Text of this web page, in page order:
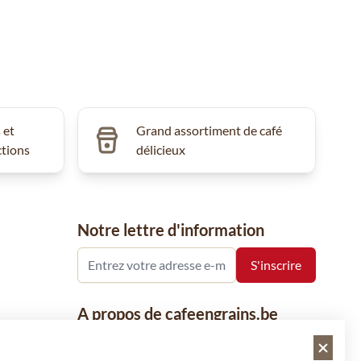
et
Grand assortiment de café
délicieux
Notre lettre d'information
A propos de cafeengrains.be